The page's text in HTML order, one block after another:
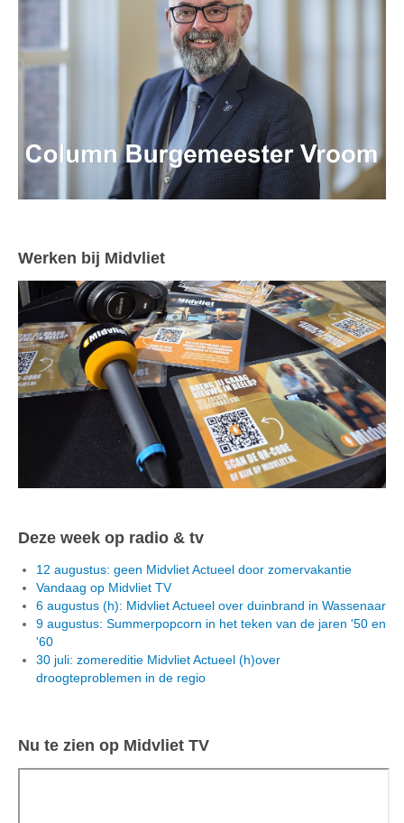
Werken bij Midvliet
Deze week op radio & tv
12 augustus: geen Midvliet Actueel door zomervakantie
Vandaag op Midvliet TV
6 augustus (h): Midvliet Actueel over duinbrand in Wassenaar
9 augustus: Summerpopcorn in het teken van de jaren '50 en
'60
30 juli: zomereditie Midvliet Actueel (h)over
droogteproblemen in de regio
Nu te zien op Midvliet TV